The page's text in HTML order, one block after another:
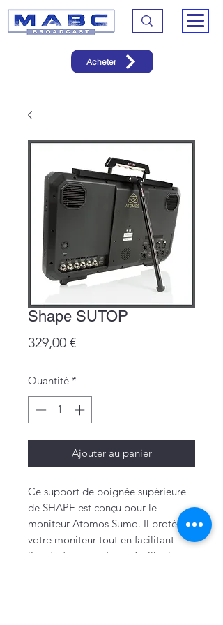
Acheter
Shape SUTOP
329,00 €Prix
Quantité *
Ajouter au panier
Ce support de poignée supérieure
de SHAPE est conçu pour le
moniteur Atomos Sumo. Il protège
votre moniteur tout en facilitant
l’accès à ses entrées et facilite la